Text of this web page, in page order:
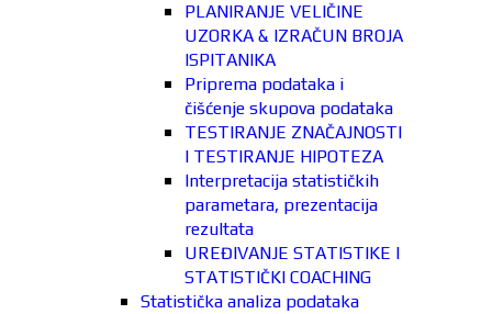
PLANIRANJE VELIČINE
UZORKA & IZRAČUN BROJA
ISPITANIKA
Priprema podataka i
čišćenje skupova podataka
TESTIRANJE ZNAČAJNOSTI
I TESTIRANJE HIPOTEZA
Interpretacija statističkih
parametara, prezentacija
rezultata
UREĐIVANJE STATISTIKE I
STATISTIČKI COACHING
Statistička analiza podataka